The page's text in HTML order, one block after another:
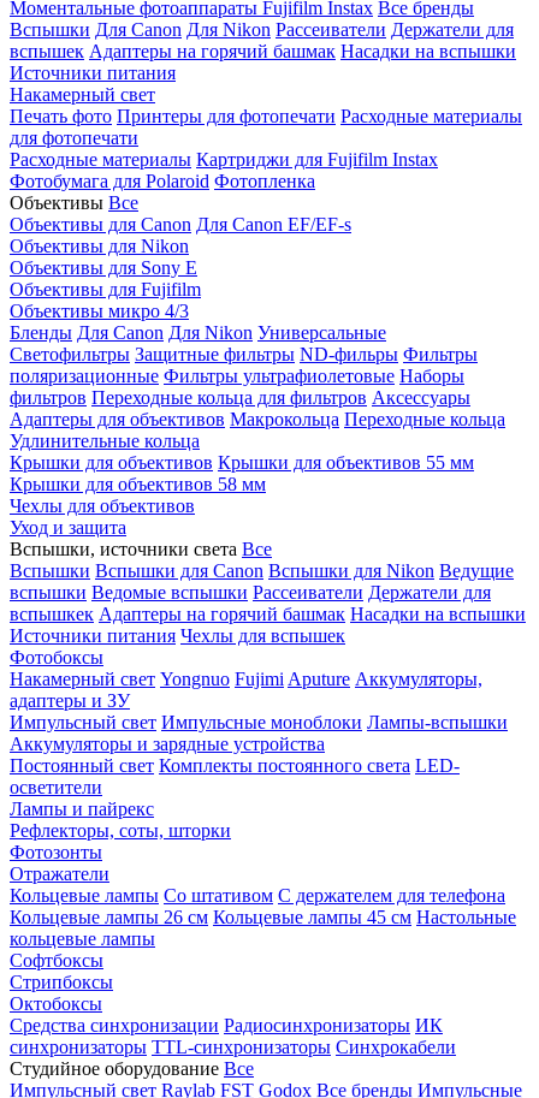
Моментальные фотоаппараты Fujifilm Instax Все бренды
Вспышки Для Canon Для Nikon Рассеиватели Держатели для
вспышек Адаптеры на горячий башмак Насадки на вспышки
Источники питания
Накамерный свет
Печать фото Принтеры для фотопечати Расходные материалы
для фотопечати
Расходные материалы Картриджи для Fujifilm Instax
Фотобумага для Polaroid Фотопленка
Объективы Все
Объективы для Canon Для Canon EF/EF-s
Объективы для Nikon
Объективы для Sony E
Объективы для Fujifilm
Объективы микро 4/3
Бленды Для Canon Для Nikon Универсальные
Светофильтры Защитные фильтры ND-фильры Фильтры
поляризационные Фильтры ультрафиолетовые Наборы
фильтров Переходные кольца для фильтров Аксессуары
Адаптеры для объективов Макрокольца Переходные кольца
Удлинительные кольца
Крышки для объективов Крышки для объективов 55 мм
Крышки для объективов 58 мм
Чехлы для объективов
Уход и защита
Вспышки, источники света Все
Вспышки Вспышки для Canon Вспышки для Nikon Ведущие
вспышки Ведомые вспышки Рассеиватели Держатели для
вспышкек Адаптеры на горячий башмак Насадки на вспышки
Источники питания Чехлы для вспышек
Фотобоксы
Накамерный свет Yongnuo Fujimi Aputure Аккумуляторы,
адаптеры и ЗУ
Импульсный свет Импульсные моноблоки Лампы-вспышки
Аккумуляторы и зарядные устройства
Постоянный свет Комплекты постоянного света LED-
осветители
Лампы и пайрекс
Рефлекторы, соты, шторки
Фотозонты
Отражатели
Кольцевые лампы Со штативом С держателем для телефона
Кольцевые лампы 26 см Кольцевые лампы 45 см Настольные
кольцевые лампы
Софтбоксы
Стрипбоксы
Октобоксы
Средства синхронизации Радиосинхронизаторы ИК
синхронизаторы TTL-синхронизаторы Синхрокабели
Студийное оборудование Все
Импульсный свет Raylab FST Godox Все бренды Импульсные